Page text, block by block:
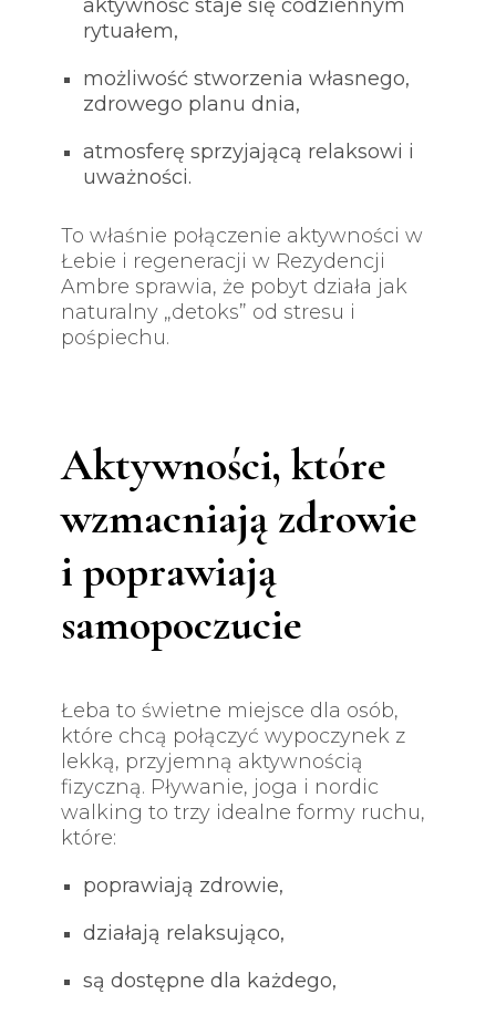
aktywność staje się codziennym
rytuałem,
możliwość stworzenia własnego,
zdrowego planu dnia,
atmosferę sprzyjającą relaksowi i
uważności.
To właśnie połączenie aktywności w
Łebie i regeneracji w Rezydencji
Ambre sprawia, że pobyt działa jak
naturalny „detoks” od stresu i
pośpiechu.
Aktywności, które
wzmacniają zdrowie
i poprawiają
samopoczucie
Łeba to świetne miejsce dla osób,
które chcą połączyć wypoczynek z
lekką, przyjemną aktywnością
fizyczną. Pływanie, joga i nordic
walking to trzy idealne formy ruchu,
które:
poprawiają zdrowie,
działają relaksująco,
są dostępne dla każdego,